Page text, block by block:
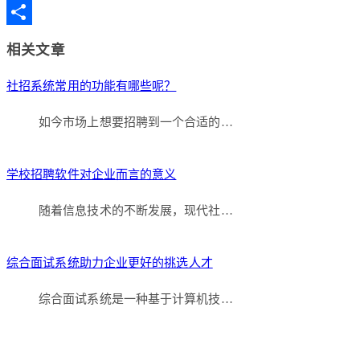
Copy
相关文章
社招系统常用的功能有哪些呢？
如今市场上想要招聘到一个合适的…
学校招聘软件对企业而言的意义
随着信息技术的不断发展，现代社…
综合面试系统助力企业更好的挑选人才
综合面试系统是一种基于计算机技…